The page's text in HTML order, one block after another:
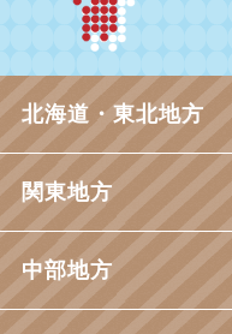
北海道・東北地方
関東地方
中部地方